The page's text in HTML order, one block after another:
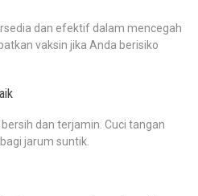
dan efektif dalam mencegah
vaksin jika Anda berisiko
dan terjamin. Cuci tangan
jarum suntik.